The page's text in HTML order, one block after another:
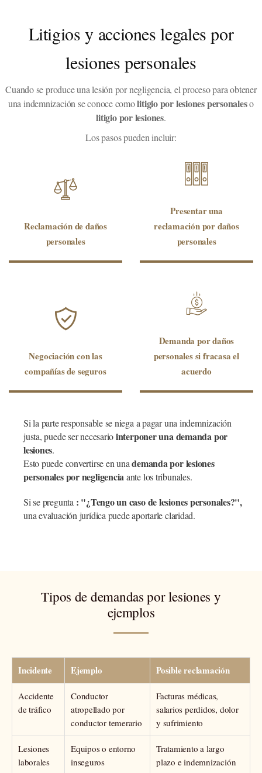
Litigios y acciones legales por
lesiones personales
Cuando se produce una lesión por negligencia, el proceso para obtener
una indemnización se conoce comolitigio por lesiones personaleso
litigio por lesiones.
Los pasos pueden incluir:
Reclamación de daños
personales
Presentar una
reclamación por daños
personales
Negociación con las
compañías de seguros
Demanda por daños
personales si fracasa el
acuerdo
Si la parte responsable se niega a pagar una indemnización
justa, puede ser necesariointerponer una demanda por
lesiones.
Esto puede convertirse en unademanda por lesiones
personales por negligenciaante los tribunales.
Si se pregunta : "¿Tengo un caso de lesiones personales?",
una evaluación jurídica puede aportarle claridad.
Tipos de demandas por lesiones y
ejemplos
Incidente Ejemplo Posible reclamación
Accidente
de tráfico
Conductor
atropellado por
conductor temerario
Facturas médicas,
salarios perdidos, dolor
y sufrimiento
Lesiones
laborales
Equipos o entorno
inseguros
Tratamiento a largo
plazo e indemnización